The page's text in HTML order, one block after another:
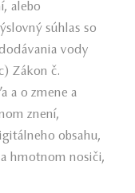
alebo
súhlas so
vody
Zákon č.
a o zmene a
znení,
obsahu,
hmotnom nosiči,